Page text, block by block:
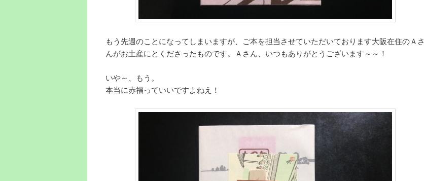
もう先週のことになってしまいますが、ご本を担当させていただいております大阪在住のＡさ
んがお土産にとくださったものです。Ａさん、いつもありがとうございます～～！
いや～、もう。
本当に赤福っていいですよねえ！